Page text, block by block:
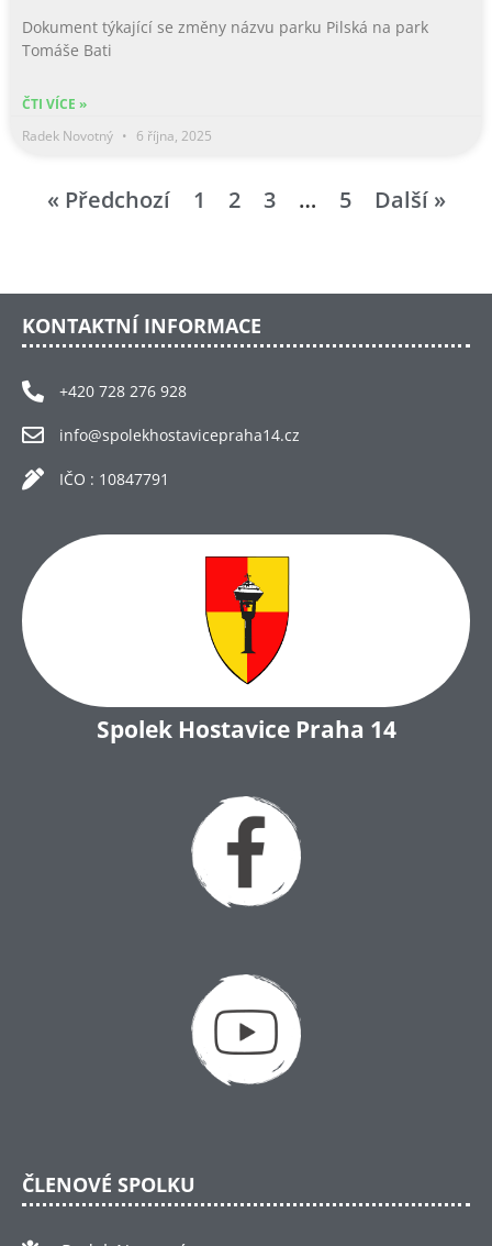
Dokument týkající se změny názvu parku Pilská na park
Tomáše Bati
ČTI VÍCE »
Radek Novotný
6 října, 2025
« Předchozí 1 2 3 … 5 Další »
KONTAKTNÍ INFORMACE
+420 728 276 928
info@spolekhostavicepraha14.cz
IČO : 10847791
Spolek Hostavice Praha 14
ČLENOVÉ SPOLKU